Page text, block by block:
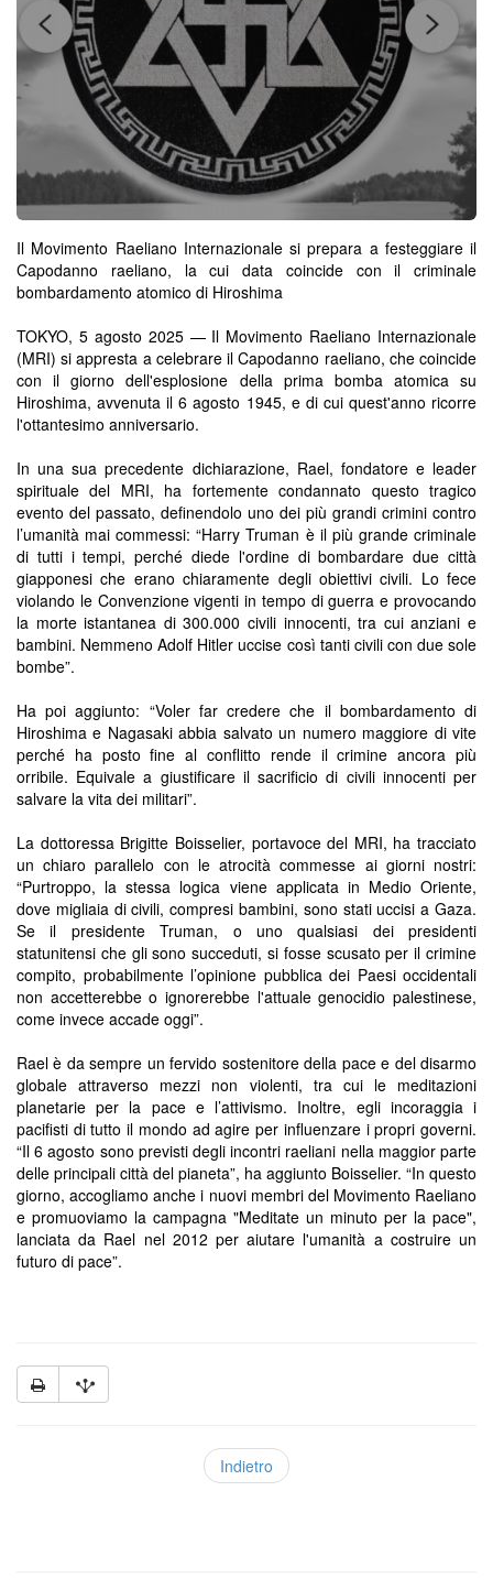
Il Movimento Raeliano Internazionale si prepara a festeggiare il
Capodanno raeliano, la cui data coincide con il criminale
bombardamento atomico di Hiroshima
TOKYO, 5 agosto 2025 — Il Movimento Raeliano Internazionale
(MRI) si appresta a celebrare il Capodanno raeliano, che coincide
con il giorno dell'esplosione della prima bomba atomica su
Hiroshima, avvenuta il 6 agosto 1945, e di cui quest'anno ricorre
l'ottantesimo anniversario.
In una sua precedente dichiarazione, Rael, fondatore e leader
spirituale del MRI, ha fortemente condannato questo tragico
evento del passato, definendolo uno dei più grandi crimini contro
l’umanità mai commessi: “Harry Truman è il più grande criminale
di tutti i tempi, perché diede l'ordine di bombardare due città
giapponesi che erano chiaramente degli obiettivi civili. Lo fece
violando le Convenzione vigenti in tempo di guerra e provocando
la morte istantanea di 300.000 civili innocenti, tra cui anziani e
bambini. Nemmeno Adolf Hitler uccise così tanti civili con due sole
bombe”.
Ha poi aggiunto: “Voler far credere che il bombardamento di
Hiroshima e Nagasaki abbia salvato un numero maggiore di vite
perché ha posto fine al conflitto rende il crimine ancora più
orribile. Equivale a giustificare il sacrificio di civili innocenti per
salvare la vita dei militari”.
La dottoressa Brigitte Boisselier, portavoce del MRI, ha tracciato
un chiaro parallelo con le atrocità commesse ai giorni nostri:
“Purtroppo, la stessa logica viene applicata in Medio Oriente,
dove migliaia di civili, compresi bambini, sono stati uccisi a Gaza.
Se il presidente Truman, o uno qualsiasi dei presidenti
statunitensi che gli sono succeduti, si fosse scusato per il crimine
compito, probabilmente l’opinione pubblica dei Paesi occidentali
non accetterebbe o ignorerebbe l'attuale genocidio palestinese,
come invece accade oggi”.
Rael è da sempre un fervido sostenitore della pace e del disarmo
globale attraverso mezzi non violenti, tra cui le meditazioni
planetarie per la pace e l’attivismo. Inoltre, egli incoraggia i
pacifisti di tutto il mondo ad agire per influenzare i propri governi.
“Il 6 agosto sono previsti degli incontri raeliani nella maggior parte
delle principali città del pianeta”, ha aggiunto Boisselier. “In questo
giorno, accogliamo anche i nuovi membri del Movimento Raeliano
e promuoviamo la campagna "Meditate un minuto per la pace",
lanciata da Rael nel 2012 per aiutare l'umanità a costruire un
futuro di pace”.
Indietro